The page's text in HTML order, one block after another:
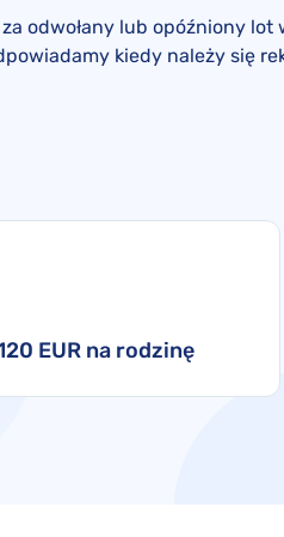
odwołany lub opóźniony lot
kiedy należy się
EUR na rodzinę